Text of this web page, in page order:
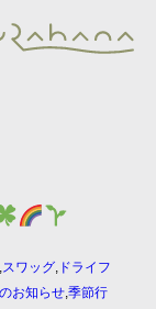
,スワッグ,ドライフ
お知らせ,季節行